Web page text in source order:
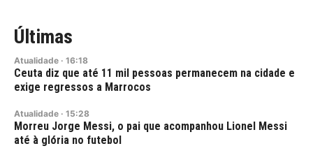
Últimas
Atualidade · 16:18
Ceuta diz que até 11 mil pessoas permanecem na cidade e
exige regressos a Marrocos
Atualidade · 15:28
Morreu Jorge Messi, o pai que acompanhou Lionel Messi
até à glória no futebol